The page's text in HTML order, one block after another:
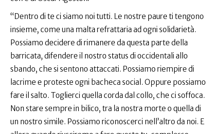
“Dentro di te ci siamo noi tutti. Le nostre paure ti tengono
insieme, come una malta refrattaria ad ogni solidarietà.
Possiamo decidere di rimanere da questa parte della
barricata, difendere il nostro status di occidentali allo
sbando, che si sentono attaccati. Possiamo riempire di
lacrime e proteste ogni bacheca social. Oppure possiamo
fare il salto. Toglierci quella corda dal collo, che ci soffoca.
Non stare sempre in bilico, tra la nostra morte o quella di
un nostro simile. Possiamo riconoscerci nell’altro da noi. E